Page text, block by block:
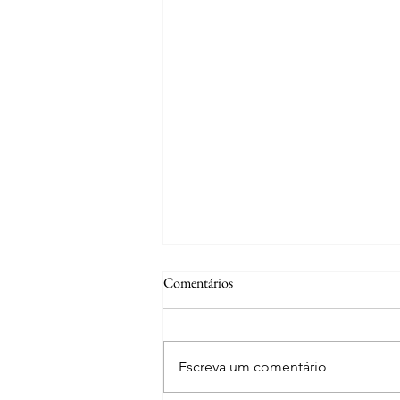
Comentários
Escreva um comentário